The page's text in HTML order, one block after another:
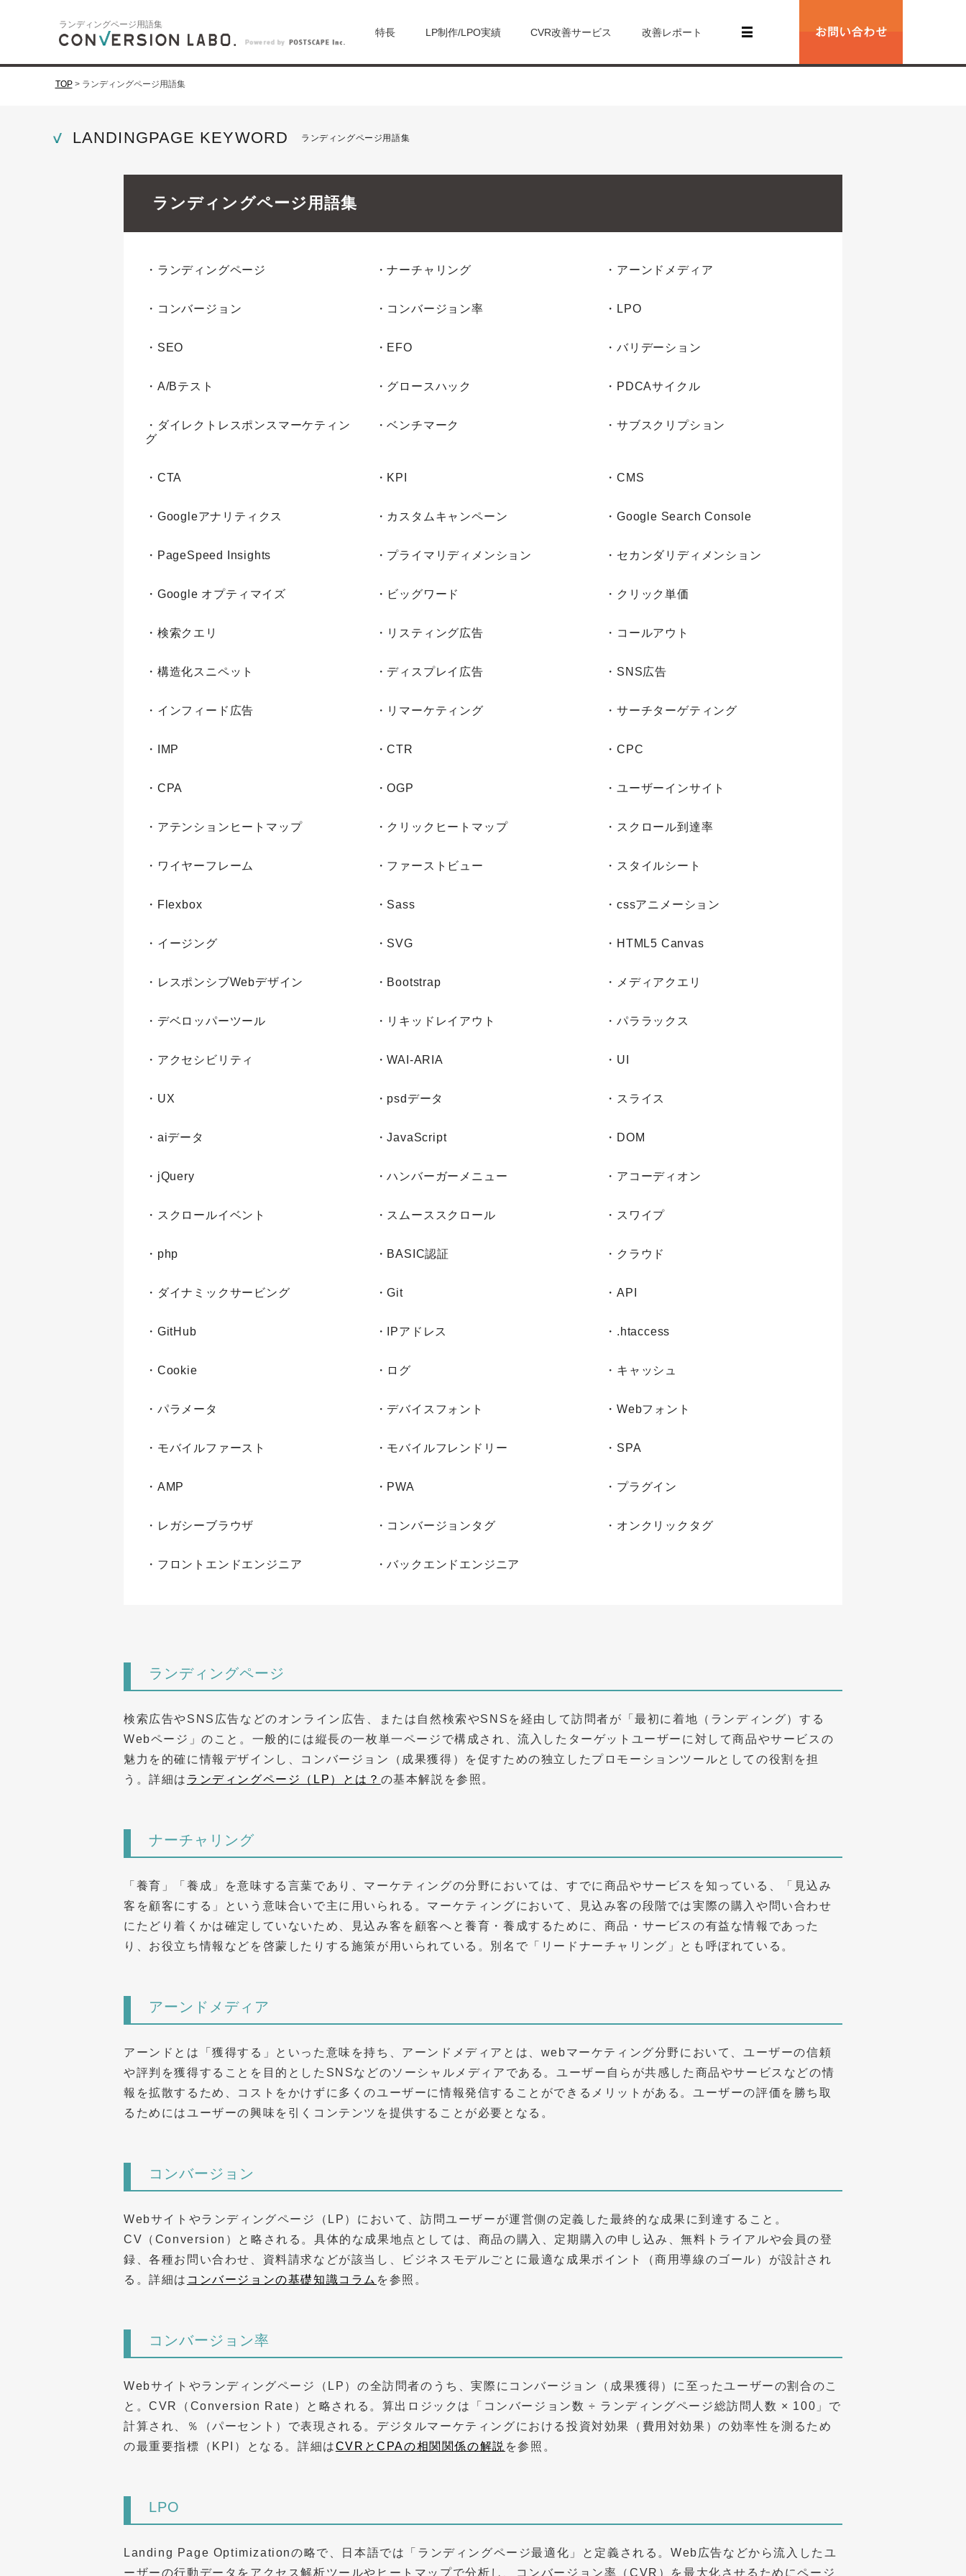
ランディングページ用語集
特長 LP制作/LPO実績 CVR改善サービス 改善レポート
TOP > ランディングページ用語集
LANDINGPAGE KEYWORD ランディングページ用語集
ランディングページ用語集
・ランディングページ ・ナーチャリング ・アーンドメディア
・コンバージョン ・コンバージョン率 ・LPO
・SEO ・EFO ・バリデーション
・A/Bテスト ・グロースハック ・PDCAサイクル
・ダイレクトレスポンスマーケティン
グ
・ベンチマーク ・サブスクリプション
・CTA ・KPI ・CMS
・Googleアナリティクス ・カスタムキャンペーン ・Google Search Console
・PageSpeed Insights ・プライマリディメンション ・セカンダリディメンション
・Google オプティマイズ ・ビッグワード ・クリック単価
・検索クエリ ・リスティング広告 ・コールアウト
・構造化スニペット ・ディスプレイ広告 ・SNS広告
・インフィード広告 ・リマーケティング ・サーチターゲティング
・IMP ・CTR ・CPC
・CPA ・OGP ・ユーザーインサイト
・アテンションヒートマップ ・クリックヒートマップ ・スクロール到達率
・ワイヤーフレーム ・ファーストビュー ・スタイルシート
・Flexbox ・Sass ・cssアニメーション
・イージング ・SVG ・HTML5 Canvas
・レスポンシブWebデザイン ・Bootstrap ・メディアクエリ
・デベロッパーツール ・リキッドレイアウト ・パララックス
・アクセシビリティ ・WAI-ARIA ・UI
・UX ・psdデータ ・スライス
・aiデータ ・JavaScript ・DOM
・jQuery ・ハンバーガーメニュー ・アコーディオン
・スクロールイベント ・スムーススクロール ・スワイプ
・php ・BASIC認証 ・クラウド
・ダイナミックサービング ・Git ・API
・GitHub ・IPアドレス ・.htaccess
・Cookie ・ログ ・キャッシュ
・パラメータ ・デバイスフォント ・Webフォント
・モバイルファースト ・モバイルフレンドリー ・SPA
・AMP ・PWA ・プラグイン
・レガシーブラウザ ・コンバージョンタグ ・オンクリックタグ
・フロントエンドエンジニア ・バックエンドエンジニア
ランディングページ
検索広告やSNS広告などのオンライン広告、または自然検索やSNSを経由して訪問者が「最初に着地（ランディング）する
Webページ」のこと。一般的には縦長の一枚単一ページで構成され、流入したターゲットユーザーに対して商品やサービスの
魅力を的確に情報デザインし、コンバージョン（成果獲得）を促すための独立したプロモーションツールとしての役割を担
う。詳細は ランディングページ（LP）とは？ の基本解説を参照。
ナーチャリング
「養育」「養成」を意味する言葉であり、マーケティングの分野においては、すでに商品やサービスを知っている、「見込み
客を顧客にする」という意味合いで主に用いられる。マーケティングにおいて、見込み客の段階では実際の購入や問い合わせ
にたどり着くかは確定していないため、見込み客を顧客へと養育・養成するために、商品・サービスの有益な情報であった
り、お役立ち情報などを啓蒙したりする施策が用いられている。別名で「リードナーチャリング」とも呼ぼれている。
アーンドメディア
アーンドとは「獲得する」といった意味を持ち、アーンドメディアとは、webマーケティング分野において、ユーザーの信頼
や評判を獲得することを目的としたSNSなどのソーシャルメディアである。ユーザー自らが共感した商品やサービスなどの情
報を拡散するため、コストをかけずに多くのユーザーに情報発信することができるメリットがある。ユーザーの評価を勝ち取
るためにはユーザーの興味を引くコンテンツを提供することが必要となる。
コンバージョン
Webサイトやランディングページ（LP）において、訪問ユーザーが運営側の定義した最終的な成果に到達すること。
CV（Conversion）と略される。具体的な成果地点としては、商品の購入、定期購入の申し込み、無料トライアルや会員の登
録、各種お問い合わせ、資料請求などが該当し、ビジネスモデルごとに最適な成果ポイント（商用導線のゴール）が設計され
る。詳細は コンバージョンの基礎知識コラム を参照。
コンバージョン率
Webサイトやランディングページ（LP）の全訪問者のうち、実際にコンバージョン（成果獲得）に至ったユーザーの割合のこ
と。CVR（Conversion Rate）と略される。算出ロジックは「コンバージョン数 ÷ ランディングページ総訪問人数 × 100」で
計算され、％（パーセント）で表現される。デジタルマーケティングにおける投資対効果（費用対効果）の効率性を測るため
の最重要指標（KPI）となる。詳細はCVRとCPAの相関関係の解説 を参照。
LPO
Landing Page Optimizationの略で、日本語では「ランディングページ最適化」と定義される。Web広告などから流入したユ
ーザーの行動データをアクセス解析ツールやヒートマップで分析し、コンバージョン率（CVR）を最大化させるためにページ